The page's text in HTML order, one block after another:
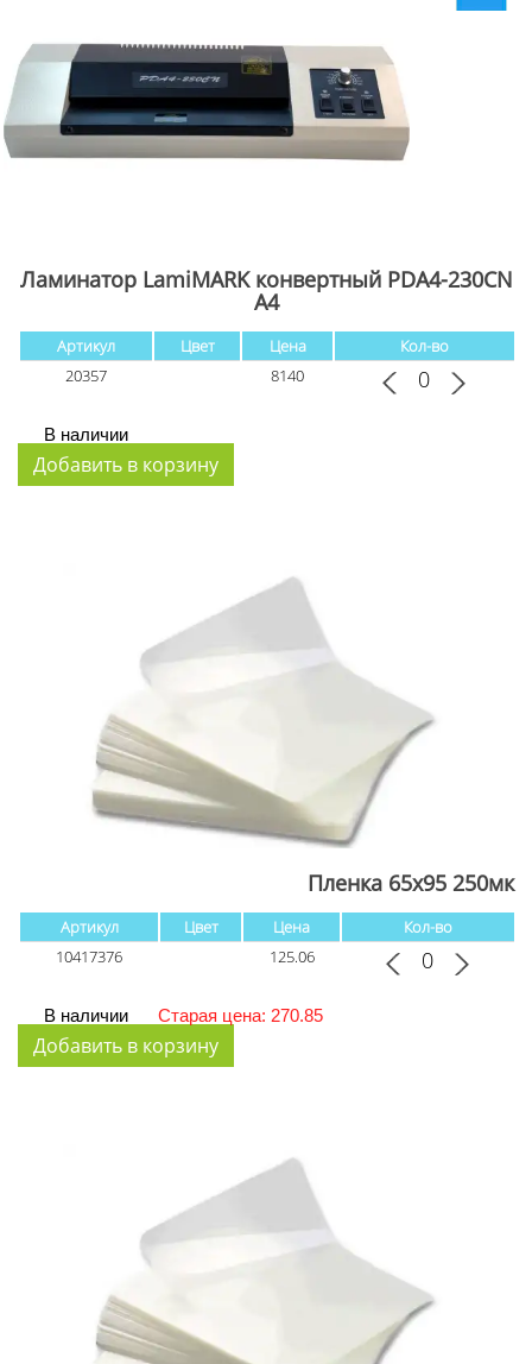
Ламинатор LamiMARK конвертный PDA4-230CN
А4
Артикул Цвет Цена
Кол-во
20357
8140
В наличии
Пленка 65х95 250мк
Артикул Цвет Цена
Кол-во
10417376
125.06
В наличии Старая цена: 270.85